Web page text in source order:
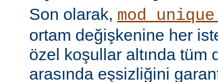
Son olarak,
ortam değişkenine her
özel koşullar altında tüm
arasında eşsizliğini